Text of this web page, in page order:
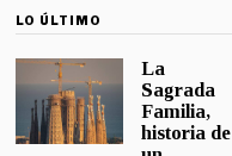
LO ÚLTIMO
La
Sagrada
Familia,
historia de